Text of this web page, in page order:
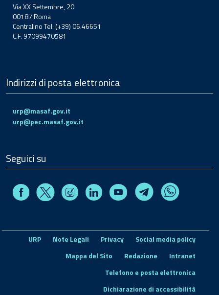
Via XX Settembre, 20
00187 Roma
Centralino Tel. (+39) 06.46651
C.F. 97099470581
Indirizzi di posta elettronica
urp@masaf.gov.it
urp@pec.masaf.gov.it
Seguici su
FacebookX InstagramLinkedin Youtube TelegramWhatsapp
URP Note Legali Privacy
Social media policy
Mappa del Sito
Redazione
Intranet
Telefono e posta elettronica
Dichiarazione di accessibilità